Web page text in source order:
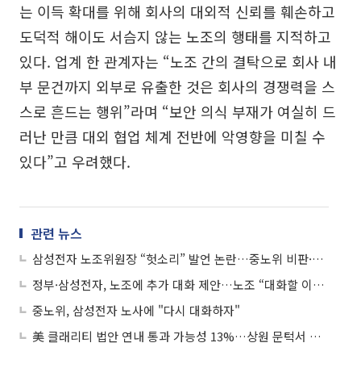
는 이득 확대를 위해 회사의 대외적 신뢰를 훼손하고
도덕적 해이도 서슴지 않는 노조의 행태를 지적하고
있다. 업계 한 관계자는 “노조 간의 결탁으로 회사 내
부 문건까지 외부로 유출한 것은 회사의 경쟁력을 스
스로 흔드는 행위”라며 “보안 의식 부재가 여실히 드
러난 만큼 대외 협업 체계 전반에 악영향을 미칠 수
있다”고 우려했다.
관련 뉴스
삼성전자 노조위원장 “헛소리” 발언 논란…중노위 비판·협력사 언급 도마 위
정부·삼성전자, 노조에 추가 대화 제안…노조 “대화할 이유 없어”
중노위, 삼성전자 노사에 "다시 대화하자"
美 클래리티 법안 연내 통과 가능성 13%…상원 문턱서 제동